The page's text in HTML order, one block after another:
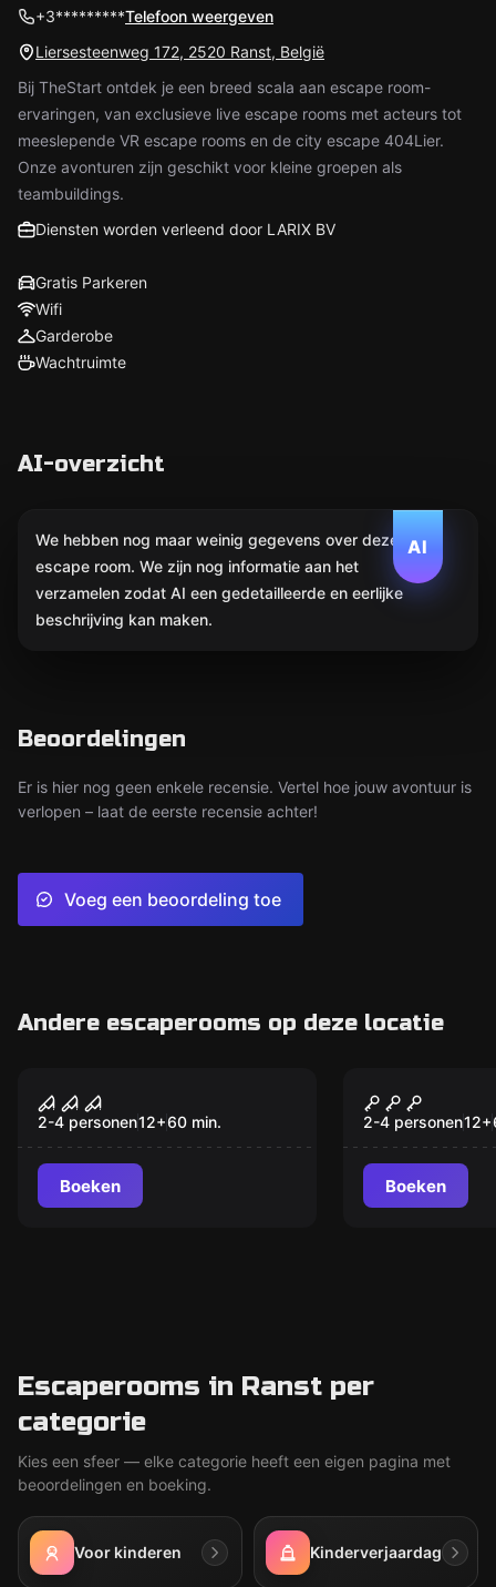
+3*********Telefoon weergeven
Liersesteenweg 172, 2520 Ranst, België
Bij TheStart ontdek je een breed scala aan escape room-
ervaringen, van exclusieve live escape rooms met acteurs tot
meeslepende VR escape rooms en de city escape 404Lier.
Onze avonturen zijn geschikt voor kleine groepen als
teambuildings.
Diensten worden verleend door LARIX BV
Gratis Parkeren
Wifi
Garderobe
Wachtruimte
AI-overzicht
AI
We hebben nog maar weinig gegevens over deze
escape room. We zijn nog informatie aan het
verzamelen zodat AI een gedetailleerde en eerlijke
beschrijving kan maken.
Beoordelingen
Er is hier nog geen enkele recensie. Vertel hoe jouw avontuur is
verlopen – laat de eerste recensie achter!
Voeg een beoordeling toe
Andere escaperooms op deze locatie
VR House of Fear Call
of Blood
2-4 personen12+60 min.
Boeken
VR Dream
2-4 personen12+
Boeken
Escaperooms in Ranst per
categorie
Kies een sfeer — elke categorie heeft een eigen pagina met
beoordelingen en boeking.
Voor kinderen Kinderverjaardag